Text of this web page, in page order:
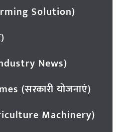
Solution)
News)
(सरकारी योजनाएं)
Machinery)